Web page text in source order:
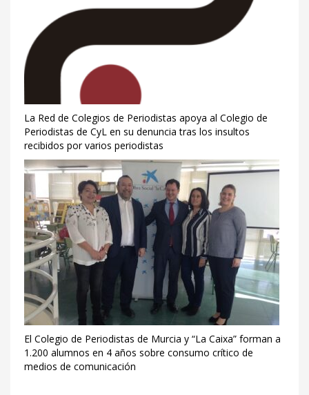
La Red de Colegios de Periodistas apoya al Colegio de
Periodistas de CyL en su denuncia tras los insultos
recibidos por varios periodistas
El Colegio de Periodistas de Murcia y “La Caixa” forman a
1.200 alumnos en 4 años sobre consumo crítico de
medios de comunicación